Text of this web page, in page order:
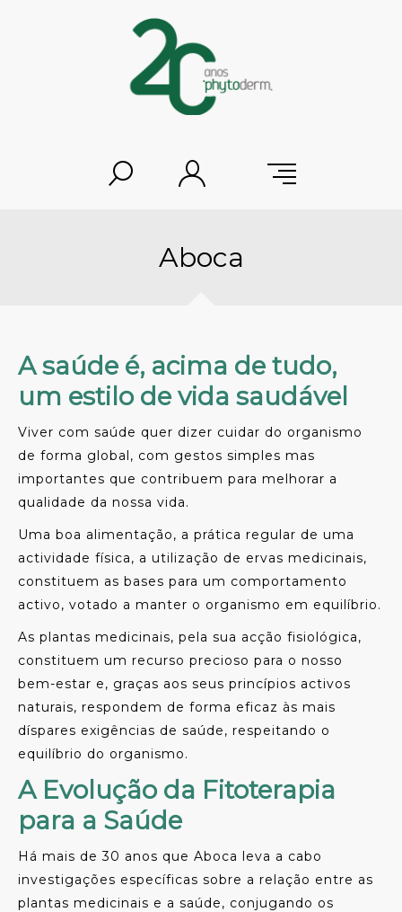
Aboca
A saúde é, acima de tudo,
um estilo de vida saudável
Viver com saúde quer dizer cuidar do organismo
de forma global, com gestos simples mas
importantes que contribuem para melhorar a
qualidade da nossa vida.
Uma boa alimentação, a prática regular de uma
actividade física, a utilização de ervas medicinais,
constituem as bases para um comportamento
activo, votado a manter o organismo em equilíbrio.
As plantas medicinais, pela sua acção fisiológica,
constituem um recurso precioso para o nosso
bem-estar e, graças aos seus princípios activos
naturais, respondem de forma eficaz às mais
díspares exigências de saúde, respeitando o
equilíbrio do organismo.
A Evolução da Fitoterapia
para a Saúde
Há mais de 30 anos que Aboca leva a cabo
investigações específicas sobre a relação entre as
plantas medicinais e a saúde, conjugando os